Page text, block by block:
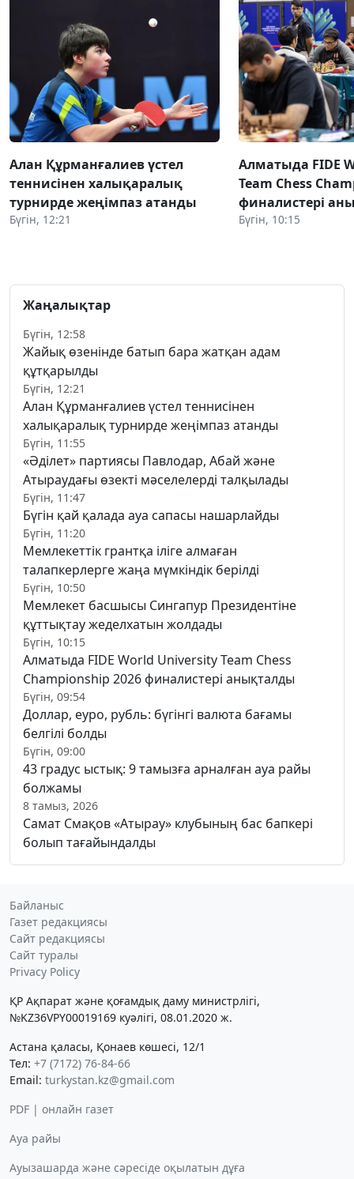
Алан Құрманғалиев үстел
теннисінен халықаралық
турнирде жеңімпаз атанды
Бүгін, 12:21
Алматыда FIDE
Team Chess
финалистері
Бүгін, 10:15
Жаңалықтар
Бүгін, 12:58
Жайық өзенінде батып бара жатқан адам
құтқарылды
Бүгін, 12:21
Алан Құрманғалиев үстел теннисінен
халықаралық турнирде жеңімпаз атанды
Бүгін, 11:55
«Әділет» партиясы Павлодар, Абай және
Атыраудағы өзекті мәселелерді талқылады
Бүгін, 11:47
Бүгін қай қалада ауа сапасы нашарлайды
Бүгін, 11:20
Мемлекеттік грантқа іліге алмаған
талапкерлерге жаңа мүмкіндік берілді
Бүгін, 10:50
Мемлекет басшысы Сингапур Президентіне
құттықтау жеделхатын жолдады
Бүгін, 10:15
Алматыда FIDE World University Team Chess
Championship 2026 финалистері анықталды
Бүгін, 09:54
Доллар, еуро, рубль: бүгінгі валюта бағамы
белгілі болды
Бүгін, 09:00
43 градус ыстық: 9 тамызға арналған ауа райы
болжамы
8 тамыз, 2026
Самат Смақов «Атырау» клубының бас бапкері
болып тағайындалды
Байланыс
Газет редакциясы
Сайт редакциясы
Сайт туралы
Privacy Policy
ҚР Ақпарат және қоғамдық даму министрлігі,
№KZ36VPY00019169 куәлігі, 08.01.2020 ж.
Астана қаласы, Қонаев көшесі, 12/1
Тел: +7 (7172) 76-84-66
Email: turkystan.kz@gmail.com
PDF | онлайн газет
Ауа райы
Ауызашарда және сәресіде оқылатын дұға